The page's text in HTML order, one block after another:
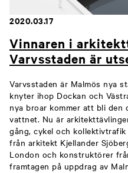
2020.03.17
Vinnaren i
Varvsstaden är
Varvsstaden är Malmös nya
knyter ihop Dockan och
nya broar kommer att bli den
vattnet. Nu är
gång, cykel och
från arkitekt Kjellander
London och konstruktörer
framtagen på uppdrag av